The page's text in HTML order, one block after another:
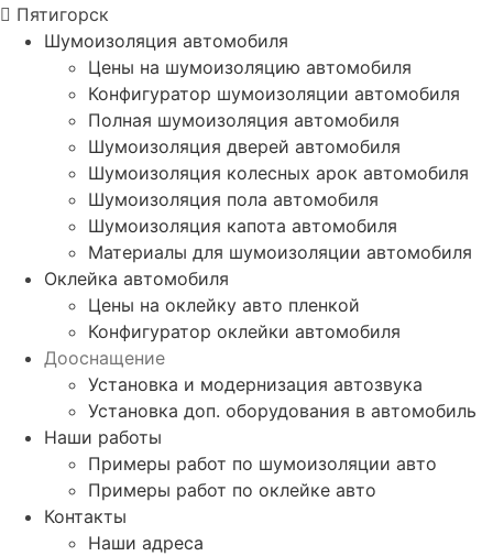
Пятигорск
Шумоизоляция автомобиля
Цены на шумоизоляцию автомобиля
Конфигуратор шумоизоляции автомобиля
Полная шумоизоляция автомобиля
Шумоизоляция дверей автомобиля
Шумоизоляция колесных арок автомобиля
Шумоизоляция пола автомобиля
Шумоизоляция капота автомобиля
Материалы для шумоизоляции автомобиля
Оклейка автомобиля
Цены на оклейку авто пленкой
Конфигуратор оклейки автомобиля
Дооснащение
Установка и модернизация автозвука
Установка доп. оборудования в автомобиль
Наши работы
Примеры работ по шумоизоляции авто
Примеры работ по оклейке авто
Контакты
Наши адреса